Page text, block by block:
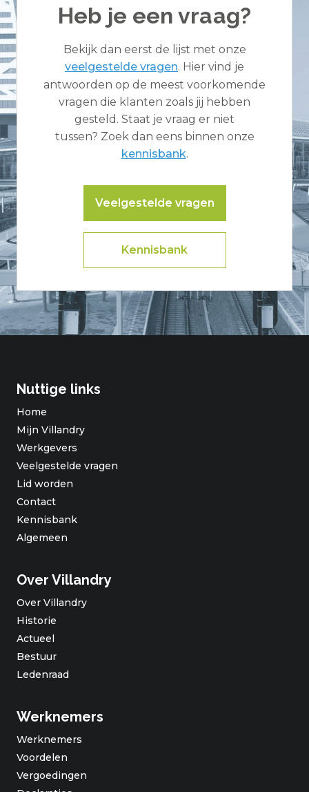
Heb je een vraag?
Bekijk dan eerst de lijst met onze
veelgestelde vragen. Hier vind je
antwoorden op de meest voorkomende
vragen die klanten zoals jij hebben
gesteld. Staat je vraag er niet
tussen? Zoek dan eens binnen onze
kennisbank.
Veelgestelde vragen
Kennisbank
Nuttige links
Home
Mijn Villandry
Werkgevers
Veelgestelde vragen
Lid worden
Contact
Kennisbank
Algemeen
Over Villandry
Over Villandry
Historie
Actueel
Bestuur
Ledenraad
Werknemers
Werknemers
Voordelen
Vergoedingen